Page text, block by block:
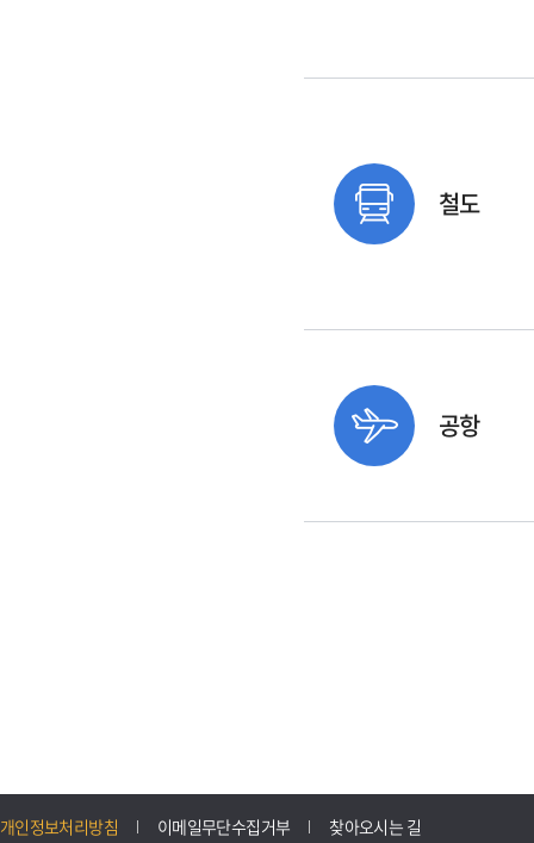
철도
공항
개인정보처리방침 이메일무단수집거부 찾아오시는 길